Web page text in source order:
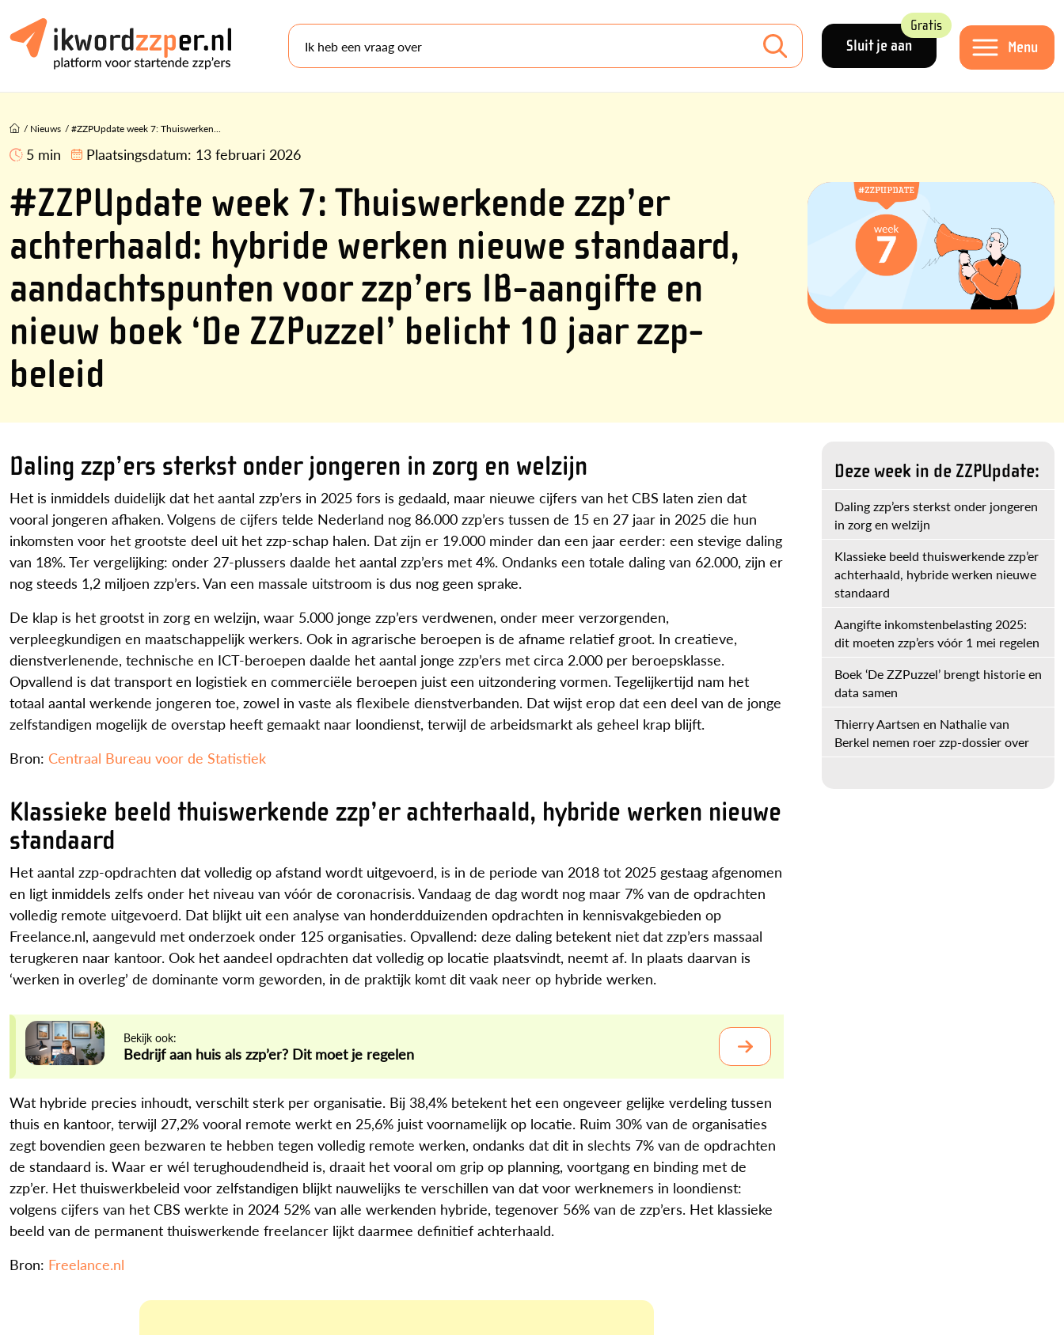
Sluit je aan
Gratis
Menu
Ik heb een vraag over
/ Nieuws /#ZZPUpdate week 7: Thuiswerken...
5 min Plaatsingsdatum: 13 februari 2026
#ZZPUpdate week 7: Thuiswerkende zzp’er
achterhaald: hybride werken nieuwe standaard,
aandachtspunten voor zzp’ers IB-aangifte en
nieuw boek ‘De ZZPuzzel’ belicht 10 jaar zzp-
beleid
Deze week in de ZZPUpdate:
Daling zzp’ers sterkst onder jongeren
in zorg en welzijn
Klassieke beeld thuiswerkende zzp’er
achterhaald, hybride werken nieuwe
standaard
Aangifte inkomstenbelasting 2025:
dit moeten zzp’ers vóór 1 mei regelen
Boek ‘De ZZPuzzel’ brengt historie en
data samen
Thierry Aartsen en Nathalie van
Berkel nemen roer zzp-dossier over
Daling zzp’ers sterkst onder jongeren in zorg en welzijn
Het is inmiddels duidelijk dat het aantal zzp’ers in 2025 fors is gedaald, maar nieuwe cijfers van het CBS laten zien dat
vooral jongeren afhaken. Volgens de cijfers telde Nederland nog 86.000 zzp’ers tussen de 15 en 27 jaar in 2025 die hun
inkomsten voor het grootste deel uit het zzp-schap halen. Dat zijn er 19.000 minder dan een jaar eerder: een stevige daling
van 18%. Ter vergelijking: onder 27-plussers daalde het aantal zzp’ers met 4%. Ondanks een totale daling van 62.000, zijn er
nog steeds 1,2 miljoen zzp’ers. Van een massale uitstroom is dus nog geen sprake.
De klap is het grootst in zorg en welzijn, waar 5.000 jonge zzp’ers verdwenen, onder meer verzorgenden,
verpleegkundigen en maatschappelijk werkers. Ook in agrarische beroepen is de afname relatief groot. In creatieve,
dienstverlenende, technische en ICT-beroepen daalde het aantal jonge zzp’ers met circa 2.000 per beroepsklasse.
Opvallend is dat transport en logistiek en commerciële beroepen juist een uitzondering vormen. Tegelijkertijd nam het
totaal aantal werkende jongeren toe, zowel in vaste als flexibele dienstverbanden. Dat wijst erop dat een deel van de jonge
zelfstandigen mogelijk de overstap heeft gemaakt naar loondienst, terwijl de arbeidsmarkt als geheel krap blijft.
Bron: Centraal Bureau voor de Statistiek
Klassieke beeld thuiswerkende zzp’er achterhaald, hybride werken nieuwe
standaard
Het aantal zzp-opdrachten dat volledig op afstand wordt uitgevoerd, is in de periode van 2018 tot 2025 gestaag afgenomen
en ligt inmiddels zelfs onder het niveau van vóór de coronacrisis. Vandaag de dag wordt nog maar 7% van de opdrachten
volledig remote uitgevoerd. Dat blijkt uit een analyse van honderdduizenden opdrachten in kennisvakgebieden op
Freelance.nl, aangevuld met onderzoek onder 125 organisaties. Opvallend: deze daling betekent niet dat zzp’ers massaal
terugkeren naar kantoor. Ook het aandeel opdrachten dat volledig op locatie plaatsvindt, neemt af. In plaats daarvan is
‘werken in overleg’ de dominante vorm geworden, in de praktijk komt dit vaak neer op hybride werken.
Bekijk ook:
Bedrijf aan huis als zzp’er? Dit moet je regelen
Wat hybride precies inhoudt, verschilt sterk per organisatie. Bij 38,4% betekent het een ongeveer gelijke verdeling tussen
thuis en kantoor, terwijl 27,2% vooral remote werkt en 25,6% juist voornamelijk op locatie. Ruim 30% van de organisaties
zegt bovendien geen bezwaren te hebben tegen volledig remote werken, ondanks dat dit in slechts 7% van de opdrachten
de standaard is. Waar er wél terughoudendheid is, draait het vooral om grip op planning, voortgang en binding met de
zzp’er. Het thuiswerkbeleid voor zelfstandigen blijkt nauwelijks te verschillen van dat voor werknemers in loondienst:
volgens cijfers van het CBS werkte in 2024 52% van alle werkenden hybride, tegenover 56% van de zzp’ers. Het klassieke
beeld van de permanent thuiswerkende freelancer lijkt daarmee definitief achterhaald.
Bron: Freelance.nl